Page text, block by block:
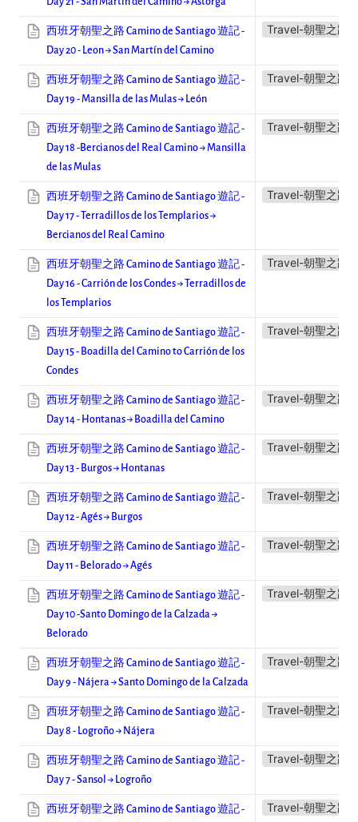
西班牙朝聖之路 Camino de Santiago 遊記 -
Day 20 - Leon → San Martín del Camino
Travel-朝聖之路
西班牙朝聖之路 Camino de Santiago 遊記 -
Day 19 - Mansilla de las Mulas → León
Travel-朝聖之路
西班牙朝聖之路 Camino de Santiago 遊記 -
Day 18 -Bercianos del Real Camino → Mansilla
de las Mulas
Travel-朝聖之路
西班牙朝聖之路 Camino de Santiago 遊記 -
Day 17 - Terradillos de los Templarios →
Bercianos del Real Camino
Travel-朝聖之路
西班牙朝聖之路 Camino de Santiago 遊記 -
Day 16 - Carrión de los Condes → Terradillos de
los Templarios
Travel-朝聖之路
西班牙朝聖之路 Camino de Santiago 遊記 -
Day 15 - Boadilla del Camino to Carrión de los
Condes
Travel-朝聖之路
西班牙朝聖之路 Camino de Santiago 遊記 -
Day 14 - Hontanas → Boadilla del Camino
Travel-朝聖之路
西班牙朝聖之路 Camino de Santiago 遊記 -
Day 13 - Burgos → Hontanas
Travel-朝聖之路
西班牙朝聖之路 Camino de Santiago 遊記 -
Day 12 - Agés → Burgos
Travel-朝聖之路
西班牙朝聖之路 Camino de Santiago 遊記 -
Day 11 - Belorado → Agés
Travel-朝聖之路
西班牙朝聖之路 Camino de Santiago 遊記 -
Day 10 -Santo Domingo de la Calzada →
Belorado
Travel-朝聖之路
西班牙朝聖之路 Camino de Santiago 遊記 -
Day 9 - Nájera → Santo Domingo de la Calzada
Travel-朝聖之路
西班牙朝聖之路 Camino de Santiago 遊記 -
Day 8 - Logroño → Nájera
Travel-朝聖之路
西班牙朝聖之路 Camino de Santiago 遊記 -
Day 7 - Sansol → Logroño
Travel-朝聖之路
西班牙朝聖之路 Camino de Santiago 遊記 -
Travel-朝聖之路